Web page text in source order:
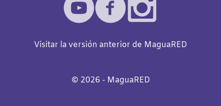
Visitar la versión anterior de MaguaRED
©️ 2026 - MaguaRED